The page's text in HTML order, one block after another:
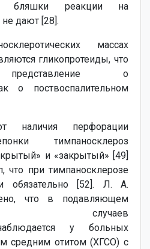
бляшки реакции на
дают [28].
массах
гликопротеиды, что
представление о
о поствоспалительном
наличия перфорации
тимпаносклероз
и «закрытый» [49]
что при тимпаносклерозе
обязательно [52]. Л. А.
что в подавляющем
случаев
у больных
средним отитом (ХГСО) с